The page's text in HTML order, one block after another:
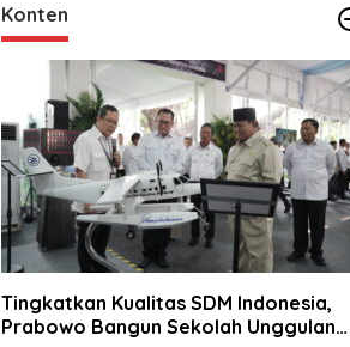
Konten
Tingkatkan Kualitas SDM Indonesia,
Prabowo Bangun Sekolah Unggulan